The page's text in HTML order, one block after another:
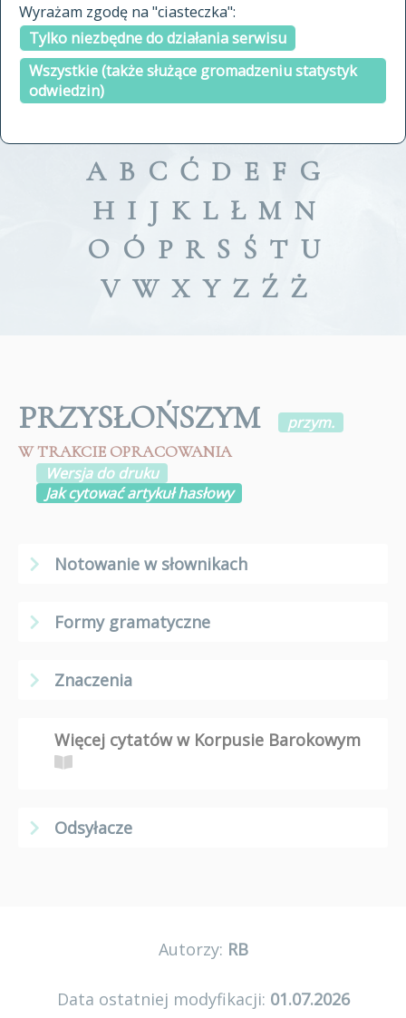
Wyrażam zgodę na "ciasteczka":
Tylko niezbędne do działania serwisu
Wszystkie (także służące gromadzeniu statystyk
odwiedzin)
indeksie
a fronte
a tergo
A B C Ć D E F G
H I J K L Ł M N
O Ó P R S Ś T U
V W X Y Z Ź Ż
PRZYSŁOŃSZYM
przym.
W TRAKCIE OPRACOWANIA
Wersja do druku
Jak cytować artykuł hasłowy
Notowanie w słownikach
Formy gramatyczne
Znaczenia
Więcej cytatów w Korpusie Barokowym
Odsyłacze
Autorzy: RB
Data ostatniej modyfikacji: 01.07.2026